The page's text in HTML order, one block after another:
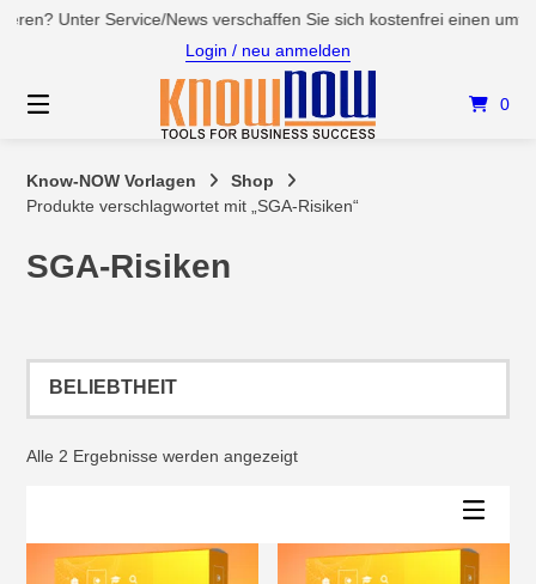
SpringenUnter Service/News verschaffen Sie sich kostenfrei einen
Login / neu anmelden
0
Know-NOW Vorlagen
Shop
Produkte verschlagwortet mit „SGA-Risiken“
SGA-Risiken
Alle 2 Ergebnisse werden angezeigtNach